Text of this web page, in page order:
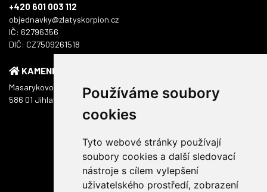
Používáme soubory
cookies
Tyto webové stránky používají
soubory cookies a další sledovací
nástroje s cílem vylepšení
uživatelského prostředí, zobrazení
+420 601 003 112
objednavky@zlatyskorpion.cz
IČ: 62796356
DIČ: CZ7509261518
KAMENNÁ PRODEJNA
Masarykovo náměstí 1217/51
586 01 Jihlava